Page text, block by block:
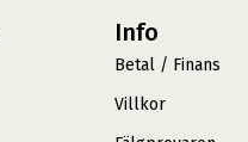
Info
Betal / Finans
Villkor